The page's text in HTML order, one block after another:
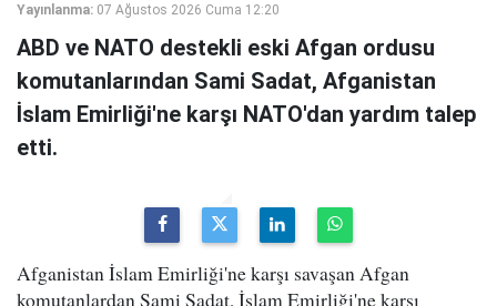
Yayınlanma: 07 Ağustos 2026 Cuma 12:20
ABD ve NATO destekli eski Afgan ordusu
komutanlarından Sami Sadat, Afganistan
İslam Emirliği'ne karşı NATO'dan yardım talep
etti.
Afganistan İslam Emirliği'ne karşı savaşan Afgan
komutanlardan Sami Sadat, İslam Emirliği'ne karşı